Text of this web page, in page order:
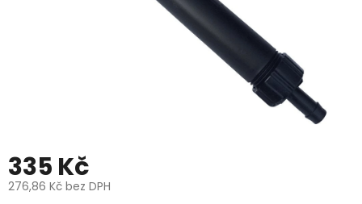
335 Kč
276,86 Kč bez DPH